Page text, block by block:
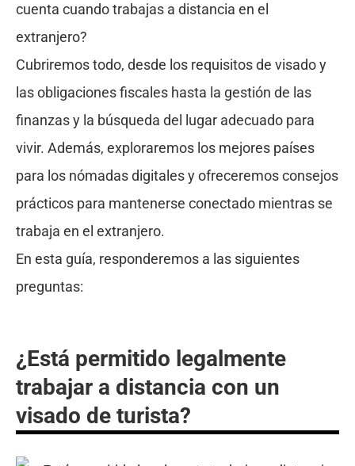
cuenta cuando trabajas a distancia en el
extranjero?
Cubriremos todo, desde los requisitos de visado y
las obligaciones fiscales hasta la gestión de las
finanzas y la búsqueda del lugar adecuado para
vivir. Además, exploraremos los mejores países
para los nómadas digitales y ofreceremos consejos
prácticos para mantenerse conectado mientras se
trabaja en el extranjero.
En esta guía, responderemos a las siguientes
preguntas:
¿Está permitido legalmente
trabajar a distancia con un
visado de turista?